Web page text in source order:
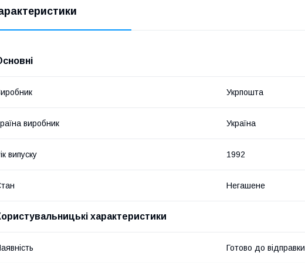
Укрпошта
виробник Україна
випуску 1992
Негашене
характеристики
Готово до відправки